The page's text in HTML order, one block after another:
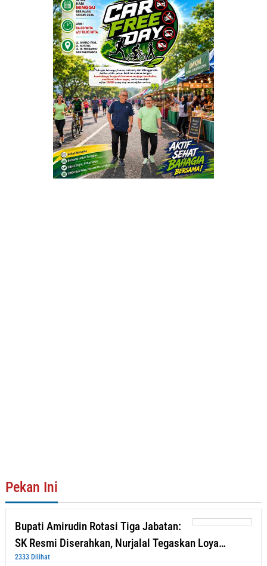
Pekan Ini
Bupati Amirudin Rotasi Tiga Jabatan:
SK Resmi Diserahkan, Nurjalal Tegaskan Loya…
2333 Dilihat